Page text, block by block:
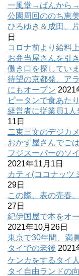
一風堂→ばんから
公園周回ののち恵
ひろゆき＆成田、
日
コロナ前より給料
お弁当屋さんを引
働き口を探してい
待望の京都発、ア
にもオープン 2021
ピータンで食あた
経営者に従業員1
11日
二束三文のデジカ
おかず屋さんでご
フジスーパーのソ
2021年11月1日
カティ(ココナッツ
29日
この際、表の売春
27日
紀伊国屋で本をオ
2021年10月26日
東京で30年間、満
タイでの老後 2021
ケンカをするタイ
タイ自由ランドの